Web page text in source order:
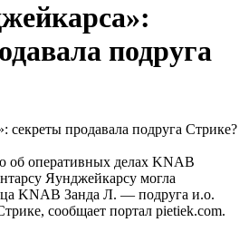
подруга
оперативных делах KNAB
Яунджейкарсу могла
KNAB Занда Л. — подруга и.о.
сообщает портал pietiek.com.